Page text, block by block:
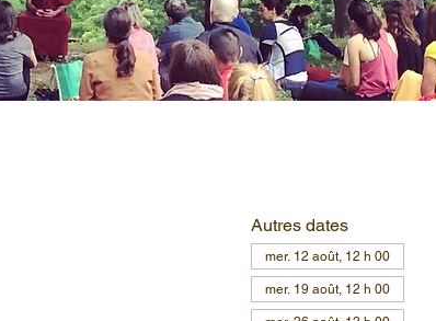
Autres dates
mer. 12 août, 12 h 00
mer. 19 août, 12 h 00